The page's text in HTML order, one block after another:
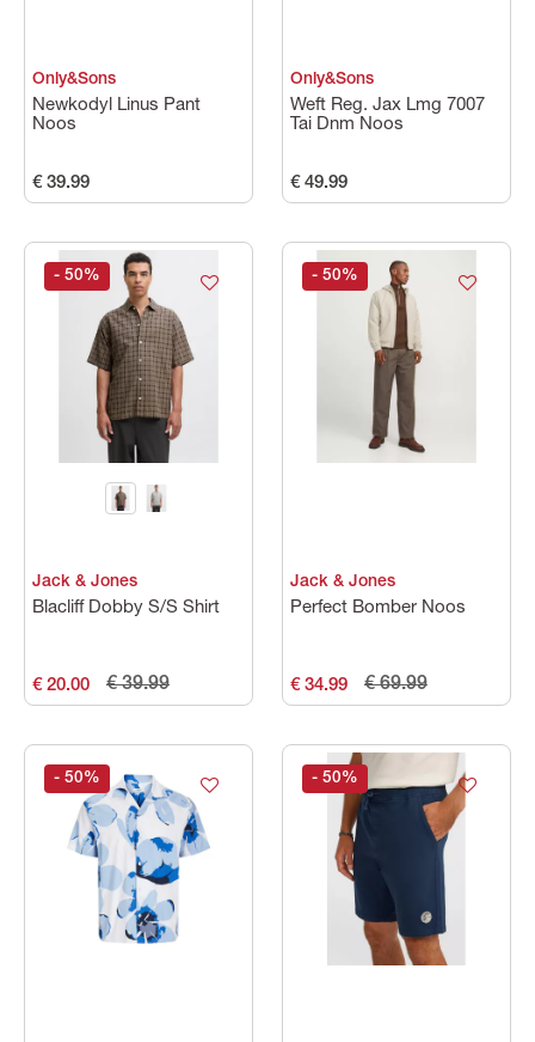
Only&Sons
Newkodyl Linus Pant
Noos
€ 39.99
Only&Sons
Weft Reg. Jax Lmg 7007
Tai Dnm Noos
€ 49.99
Jack & Jones
Blacliff Dobby S/S Shirt
€ 20.00 € 39.99
- 50%
Jack & Jones
Perfect Bomber Noos
€ 34.99 € 69.99
- 50%
- 50% - 50%